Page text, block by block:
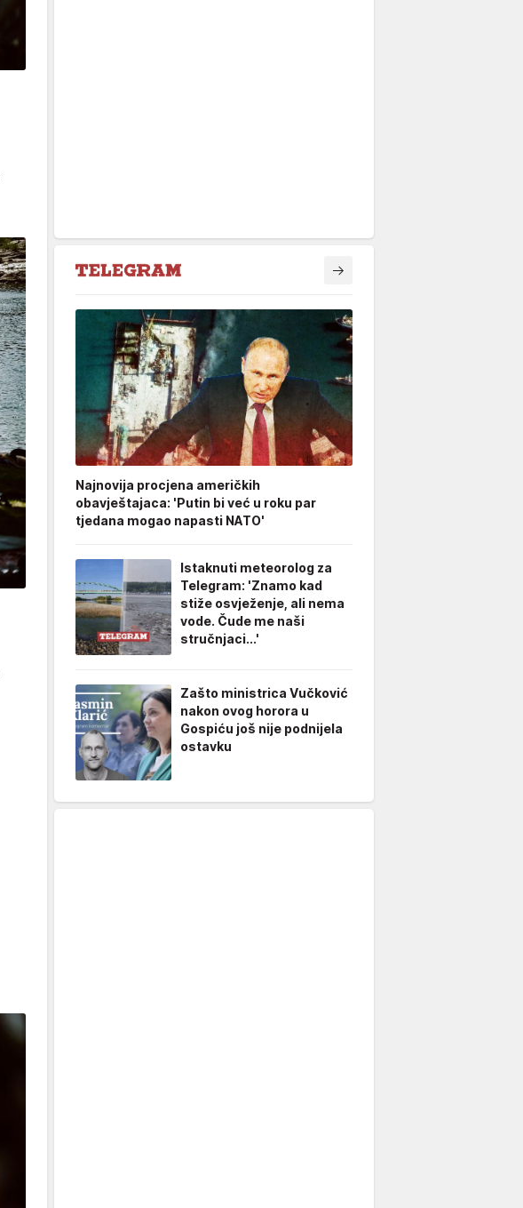
Najnovija procjena američkih
obavještajaca: 'Putin bi već u roku par
tjedana mogao napasti NATO'
Istaknuti meteorolog za
Telegram: 'Znamo kad
stiže osvježenje, ali nema
vode. Čude me naši
stručnjaci...'
Zašto ministrica Vučković
nakon ovog horora u
Gospiću još nije podnijela
ostavku